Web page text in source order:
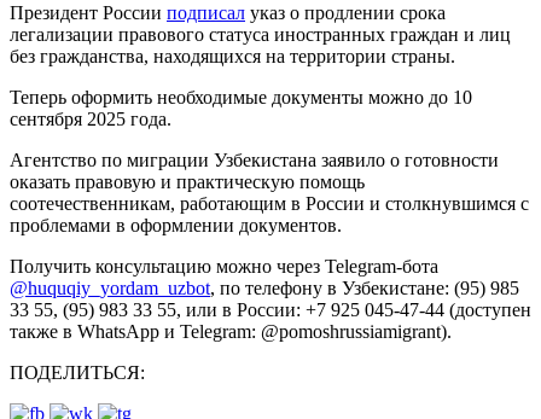
Президент России подписал указ о продлении срока
легализации правового статуса иностранных граждан и лиц
без гражданства, находящихся на территории страны.
Теперь оформить необходимые документы можно до 10
сентября 2025 года.
Агентство по миграции Узбекистана заявило о готовности
оказать правовую и практическую помощь
соотечественникам, работающим в России и столкнувшимся с
проблемами в оформлении документов.
Получить консультацию можно через Telegram-бота
@huquqiy_yordam_uzbot, по телефону в Узбекистане: (95) 985
33 55, (95) 983 33 55, или в России: +7 925 045-47-44 (доступен
также в WhatsApp и Telegram: @pomoshrussiamigrant).
ПОДЕЛИТЬСЯ: